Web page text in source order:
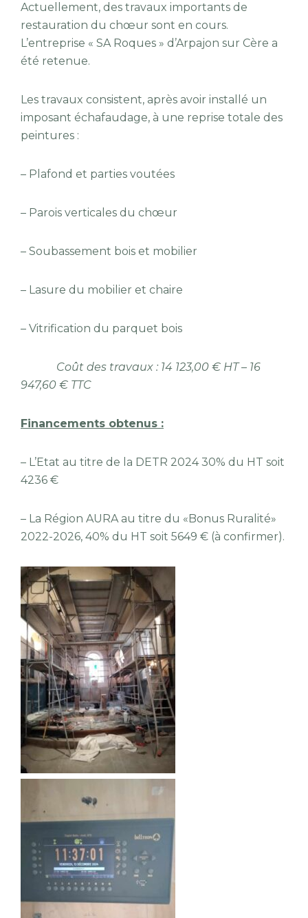
Actuellement, des travaux importants de
restauration du chœur sont en cours.
L’entreprise « SA Roques » d’Arpajon sur Cère a
été retenue.
Les travaux consistent, après avoir installé un
imposant échafaudage, à une reprise totale des
peintures :
– Plafond et parties voutées
– Parois verticales du chœur
– Soubassement bois et mobilier
– Lasure du mobilier et chaire
– Vitrification du parquet bois
Coût des travaux : 14 123,00 € HT – 16
947,60 € TTC
Financements obtenus :
– L’Etat au titre de la DETR 2024 30% du HT soit
4236 €
– La Région AURA au titre du «Bonus Ruralité»
2022-2026, 40% du HT soit 5649 € (à confirmer).